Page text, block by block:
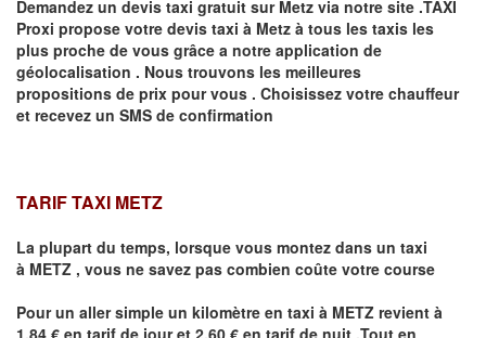
Demandez un devis taxi gratuit sur Metz via notre site .TAXI
Proxi propose votre devis taxi à Metz à tous les taxis les
plus proche de vous grâce a notre application de
géolocalisation . Nous trouvons les meilleures
propositions de prix pour vous . Choisissez votre chauffeur
et recevez un SMS de confirmation
TARIF TAXI METZ
La plupart du temps, lorsque vous montez dans un taxi
à METZ , vous ne savez pas combien coûte votre course
Pour un aller simple un kilomètre en taxi à METZ revient à